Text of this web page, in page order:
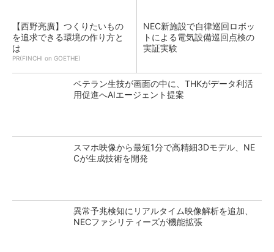
【西野亮廣】つくりたいもの
を追求できる環境の作り方と
は
PR(FINCHI on GOETHE)
NEC新施設で自律巡回ロボッ
トによる電気設備巡回点検の
実証実験
ベテラン生技が画面の中に、THKがデータ利活
用促進へAIエージェント提案
スマホ映像から最短1分で高精細3Dモデル、NE
Cが生成技術を開発
異常予兆検知にリアルタイム映像解析を追加、
NECファシリティーズが機能拡張